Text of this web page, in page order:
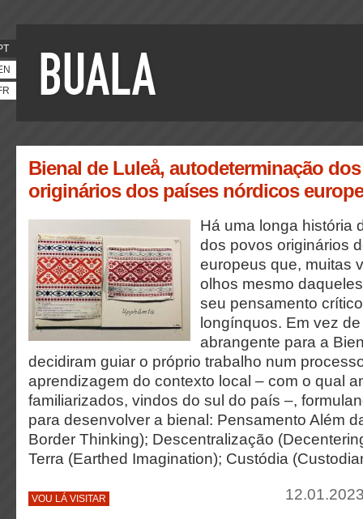
Bienal de Luleå, autodeterminação
originários dos países nórdicos
Há uma longa história
dos povos originários
europeus que, muitas
olhos mesmo
seu pensamento
longínquos. Em vez
abrangente para a
decidiram guiar o próprio trabalho num
aprendizagem do contexto local – com o qual
familiarizados, vindos do sul do país –,
para desenvolver a bienal: Pensamento Além
Border Thinking); Descentralização
Terra (Earthed Imagination); Custódia
VOU LÁ VISITAR